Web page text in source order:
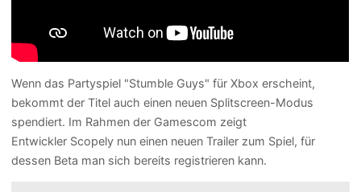
Wenn das Partyspiel "Stumble Guys" für Xbox erscheint,
bekommt der Titel auch einen neuen Splitscreen-Modus
spendiert. Im Rahmen der Gamescom zeigt
Entwickler Scopely nun einen neuen Trailer zum Spiel, für
dessen Beta man sich bereits registrieren kann.